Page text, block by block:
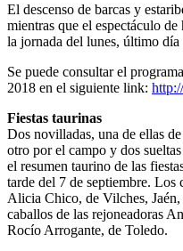
El descenso de barcas y
mientras que el espectáculo
la jornada del lunes, último día
Se puede consultar el
2018 en el siguiente link:
Fiestas taurinas
Dos novilladas, una de ellas
otro por el campo y dos
el resumen taurino de las
tarde del 7 de septiembre.
Alicia Chico, de Vilches, Jaén,
caballos de las rejoneadoras
Rocío Arrogante, de Toledo.